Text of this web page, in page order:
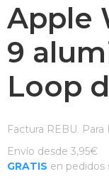
Apple
9
Loop
Factura REBU.
Envío desde 3,95€
GRATIS en pedidos
Garantía